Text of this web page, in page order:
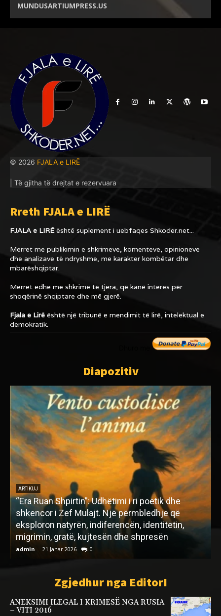
MUNDUSARTIUMPRESS.US
© 2026 FJALA e LIRË
| Të gjitha të drejtat e rezervuara
Rreth FJALA e LIRË
FJALA e LIRËështë suplement i uebfaqes Shkoder.net...
Merret me publikimin e shkrimeve, komenteve, opinioneve
dhe analizave të ndryshme, me karakter kombëtar dhe
mbarëshqiptar.
Merret edhe me shkrime të tjera, që kanë interes për
shoqërinë shqiptare dhe më gjerë.
Fjala e Lirë është një tribunë e mendimit të lirë, intelektual e
demokratik.
Diapozitiv
ARTIKUJ
ZEQIR HOXHA, SHERIFI KRYSELICA DHE
ESCOBAR E ASOCIACIONI I KOMUNAVE ME
SHUMICË SERBE
admin - 14 Dhjetor 2022
Zgjedhur nga EditorI
ANEKSIMI ILEGAL I KRIMESË NGA RUSIA
– VITI 2016